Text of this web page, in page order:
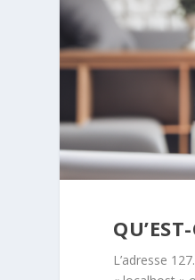
L’adresse